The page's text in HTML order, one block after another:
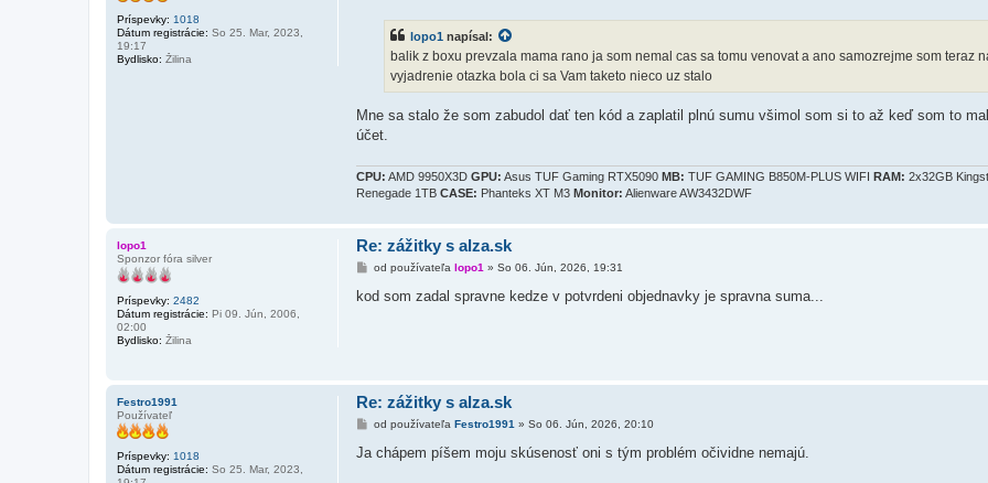
Príspevky: 1018
Dátum registrácie: So 25. Mar, 2023,
19:17
Bydlisko: Žilina
lopo1 napísal:
balik z boxu prevzala mama rano ja som nemal cas sa tomu venovat a ano samozrejme som teraz
vyjadrenie otazka bola ci sa Vam taketo nieco uz stalo
Mne sa stalo že som zabudol dať ten kód a zaplatil plnú sumu všimol som si to až keď som to
účet.
CPU: AMD 9950X3D GPU: Asus TUF Gaming RTX5090 MB: TUF GAMING B850M-PLUS WIFI RAM: 2x32GB
Renegade 1TB CASE: Phanteks XT M3 Monitor: Alienware AW3432DWF
lopo1
Sponzor fóra silver
Príspevky: 2482
Dátum registrácie: Pi 09. Jún, 2006,
02:00
Bydlisko: Žilina
Re: zážitky s alza.sk
P
í
od používateľa lopo1 » So 06. Jún, 2026, 19:31
kod som zadal spravne kedze v potvrdeni objednavky je spravna suma...
Festro1991
Používateľ
Príspevky: 1018
Dátum registrácie: So 25. Mar, 2023,
Re: zážitky s alza.sk
P
í
od používateľa Festro1991 » So 06. Jún, 2026, 20:10
Ja chápem píšem moju skúsenosť oni s tým problém očividne nemajú.